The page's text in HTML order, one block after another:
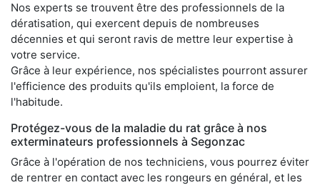
Nos experts se trouvent être des professionnels de la
dératisation, qui exercent depuis de nombreuses
décennies et qui seront ravis de mettre leur expertise à
votre service.
Grâce à leur expérience, nos spécialistes pourront assurer
l'efficience des produits qu'ils emploient, la force de
l'habitude.
Protégez-vous de la maladie du rat grâce à nos
exterminateurs professionnels à Segonzac
Grâce à l'opération de nos techniciens, vous pourrez éviter
de rentrer en contact avec les rongeurs en général, et les